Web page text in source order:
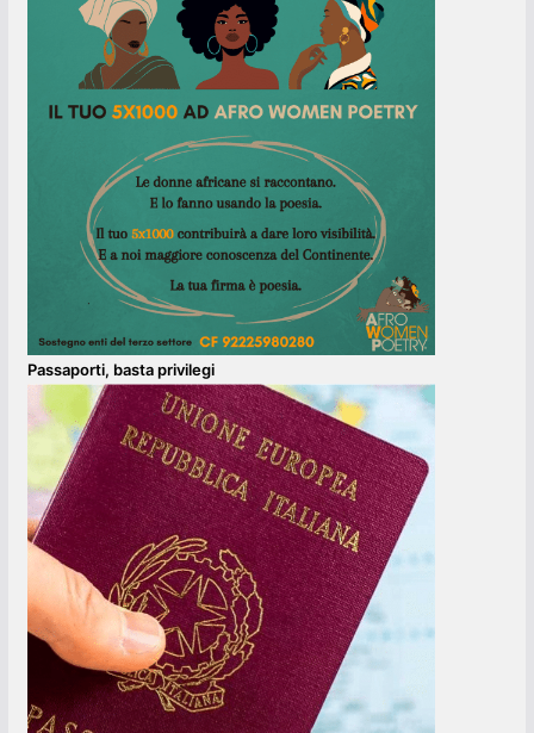
Passaporti, basta privilegi